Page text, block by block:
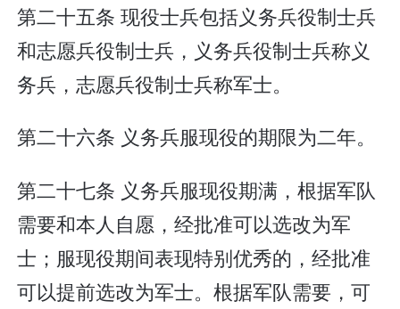
第二十五条 现役士兵包括义务兵役制士兵
和志愿兵役制士兵，义务兵役制士兵称义
务兵，志愿兵役制士兵称军士。
第二十六条 义务兵服现役的期限为二年。
第二十七条 义务兵服现役期满，根据军队
需要和本人自愿，经批准可以选改为军
士；服现役期间表现特别优秀的，经批准
可以提前选改为军士。根据军队需要，可